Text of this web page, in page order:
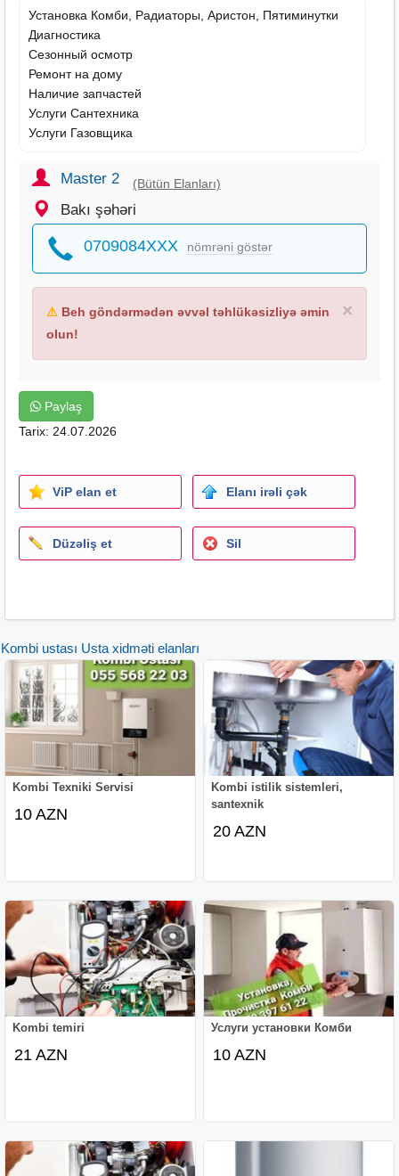
Установка Комби, Радиаторы, Аристон, Пятиминутки
Диагностика
Сезонный осмотр
Ремонт на дому
Наличие запчастей
Услуги Сантехника
Услуги Газовщика
Master 2 (Bütün Elanları)
Bakı şəhəri
0709084XXX nömrəni göstər
×
⚠ Beh göndərmədən əvvəl təhlükəsizliyə əmin
olun!
Paylaş
Tarix: 24.07.2026
ViP elan et Elanı irəli çək
Düzəliş et Sil
Kombi ustası Usta xidməti elanları
Kombi Texniki Servisi
10 AZN
Kombi istilik sistemleri,
santexnik
20 AZN
Kombi temiri
21 AZN
Услуги установки Комби
10 AZN